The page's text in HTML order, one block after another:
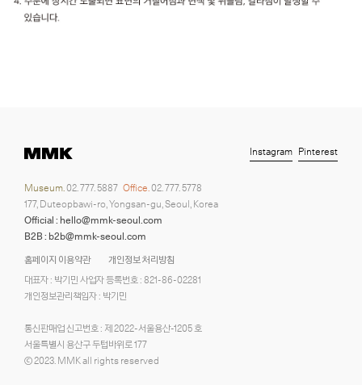
홈페이지 이용약관
개인정보 처리방침
대표자 : 박기민 사업자 등록번호 : 821-86-02281
개인정보관리책임자 : 박기민
통신판매업 신고번호 : 제 2022-서울용산-1205 호
서울특별시 용산구 두텁바위로 177
ⓒ 2023. MMK all rights reserved
Museum.02. 777. 5887 Office.02. 777. 5778
177, Duteopbawi-ro, Yongsan-gu, Seoul, Korea
Official : hello@mmk-seoul.com
B2B : b2b@mmk-seoul.com
Instagram Pinterest